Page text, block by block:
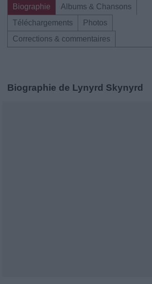
Biographie
Albums & Chansons
Téléchargements
Photos
Corrections & commentaires
Biographie de Lynyrd Skynyrd